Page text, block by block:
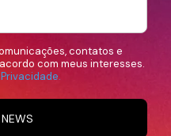
contatos e
com meus interesses.